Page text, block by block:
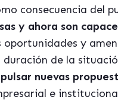
consecuencia del
y ahora son
oportunidades y
duración de la
nuevas
e